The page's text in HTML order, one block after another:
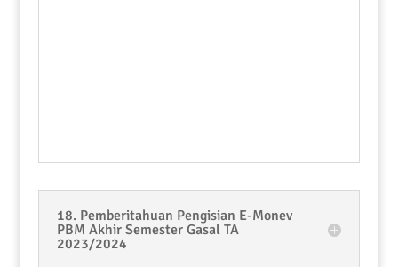
18. Pemberitahuan Pengisian E-Monev
PBM Akhir Semester Gasal TA
2023/2024